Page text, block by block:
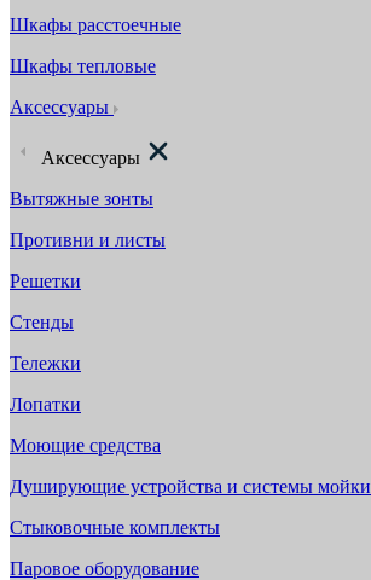
Шкафы расстоечные
Шкафы тепловые
Аксессуары
Аксессуары
Вытяжные зонты
Противни и листы
Решетки
Стенды
Тележки
Лопатки
Моющие средства
Душирующие устройства и системы мойки
Стыковочные комплекты
Паровое оборудование